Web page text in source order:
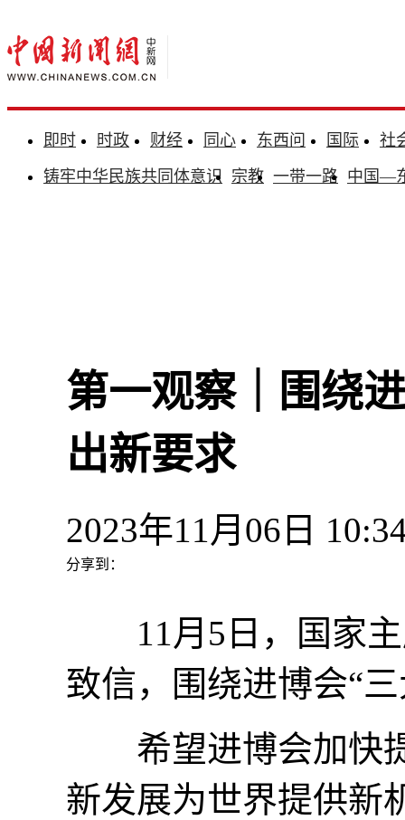
即时 时政 财经 同心 东西问 国际
社
铸牢中华民族共同体意识 宗教 一带一路 中国—
第一观察｜围绕
出新要求
2023年11月06日
分享到：
11月5日，国家主
致信，围绕进博会“
希望进博会加快提
新发展为世界提供新